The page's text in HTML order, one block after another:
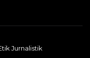
Jurnalistik